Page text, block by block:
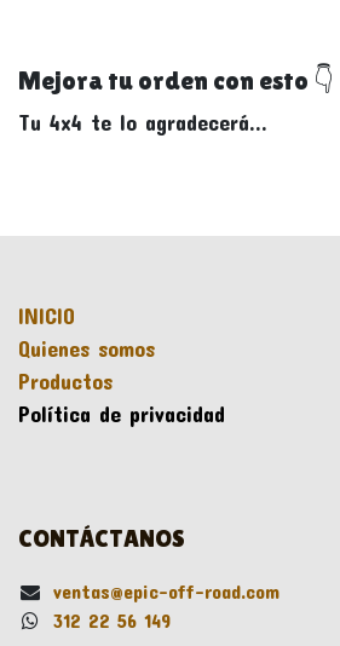
Mejora tu orden con esto 👇
Tu 4x4 te lo agradecerá...
INICIO
Quienes somos
Productos
Política de privacidad
CONTÁCTANOS
ventas@epic-off-road.com
312 22 56 149